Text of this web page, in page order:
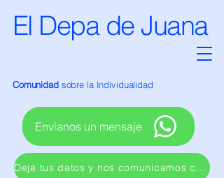
El Depa de Juana
Comunidadsobre la Individualidad
Envíanos un mensaje
Deja tus datos y nos comunicamos contigo